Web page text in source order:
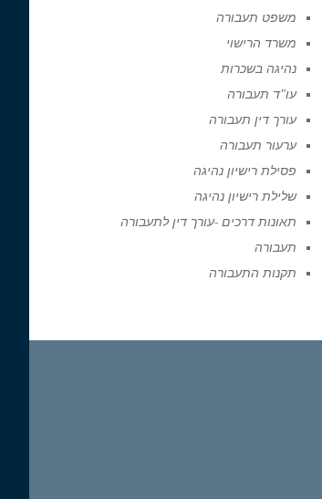
משפט תעבורה
משרד הרישוי
נהיגה בשכרות
עו"ד תעבורה
עורך דין תעבורה
ערעור תעבורה
פסילת רישיון נהיגה
שלילת רישיון נהיגה
תאונות דרכים -עורך דין לתעבורה
תעבורה
תקנות התעבורה